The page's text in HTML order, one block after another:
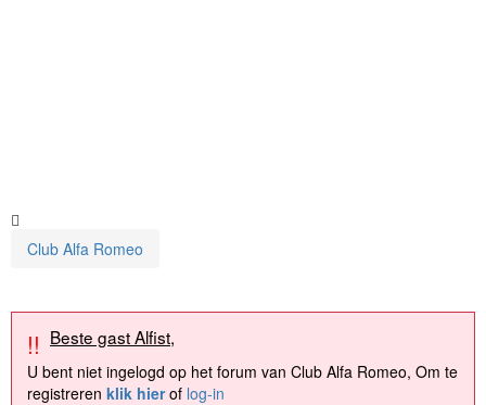
Club Alfa Romeo
!! Beste gast Alfist,
U bent niet ingelogd op het forum van Club Alfa Romeo, Om te
registreren klik hierof log-in